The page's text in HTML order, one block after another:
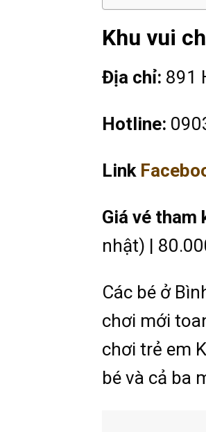
Khu vui
Địa chỉ: 891
Hotline:
Link
Giá vé tham
nhật) |
Các bé ở
chơi mới
chơi trẻ em
bé và cả ba